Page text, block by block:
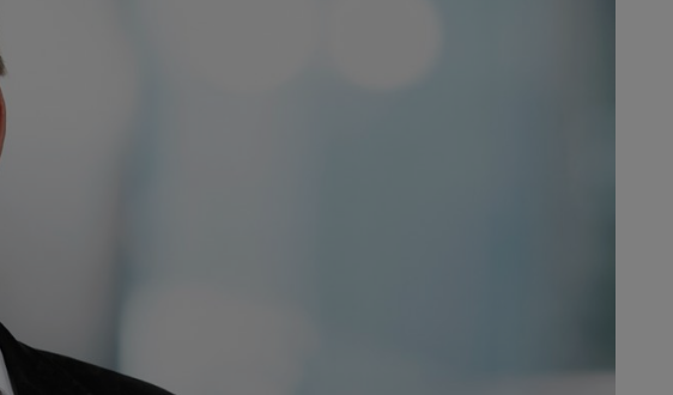
punkty wyjścia pod względem ekonomicznym
analizy i opracowywania środków, dzięki
Oprócz władz lokalnych, projekt wspierają
Materiałów), Agencji Ziemi Badenii-
ochronę środowiska są dla firmy STIHL
odpowiedzialności za delikatne
strategii zrównoważonego rozwoju. Więcej
https://corporate.stihl.de/de/nachhaltigkeit